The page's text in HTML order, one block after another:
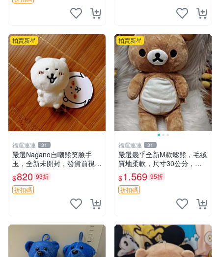
安撫熊 中古玩偶 毛
拍賣新星
福運連連 31
嚴選Nagano自嘲熊笑臉手
玉，全新未開封，發貨前視頻
確認，海南 廣西 貴州 嚴選N
agano自嘲熊笑臉手玉，全新
未開封，發貨前視頻確認，四
$820 93折
折扣碼
拍賣新星
福運連連 31
嚴選幾乎全新M款鬆熊，毛絨
質地柔軟，尺寸30公分，做
工精緻可愛，適合收藏或贈送
親友。中古使用痕跡，手感依
然優良。 鬆熊 嬰熊 毛玩偶
$1,569 95折
折扣碼